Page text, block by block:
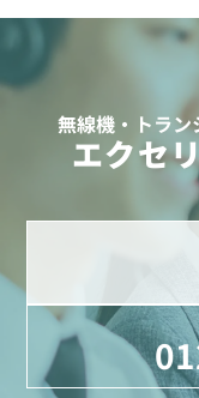
無線機・トラ
エクセ